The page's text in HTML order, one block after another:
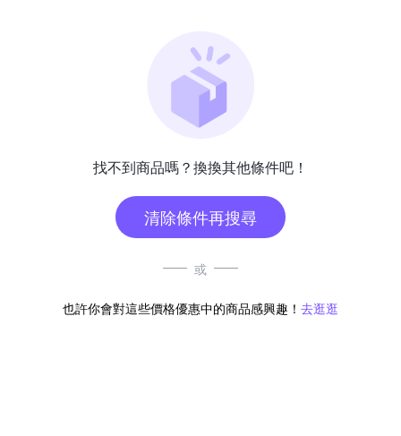
找不到商品嗎？換換其他條件吧！
清除條件再搜尋
或
也許你會對這些價格優惠中的商品感興趣！ 去逛逛